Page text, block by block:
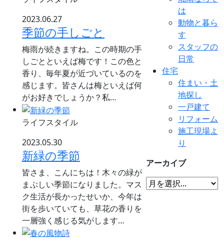
2023.06.27
季節の手しごと
梅雨が続きますね。この時期の手
しごとといえば梅です！この色と
香り、毎年夏が近づいているのを
感じます。皆さんは梅といえば何
がお好きでしょうか？私…
ライフスタイル
2023.05.30
新緑の季節
皆さま、こんにちは！木々の緑が
まぶしい季節になりました。マス
ク生活が長かったせいか、今年は
街を歩いていても、草花の香りを
一層強く感じる気がします…
は
動物と暮ら
す
スタッフの
日常
住宅
住まい・土
地探し
一戸建て
リフォーム
施工現場よ
り
アーカイブ